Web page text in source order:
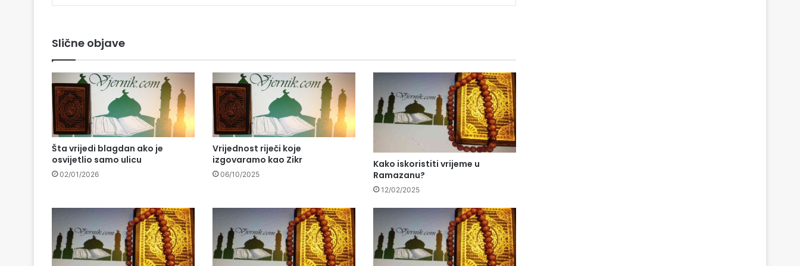
Slične objave
Šta vrijedi blagdan ako je
osvijetlio samo ulicu
02/01/2026
Vrijednost riječi koje
izgovaramo kao Zikr
06/10/2025
Kako iskoristiti vrijeme u
Ramazanu?
12/02/2025